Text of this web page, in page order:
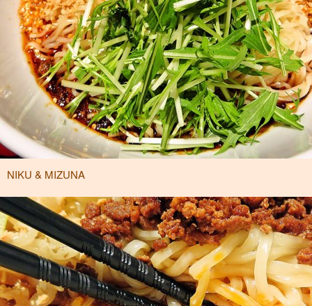
NIKU & MIZUNA